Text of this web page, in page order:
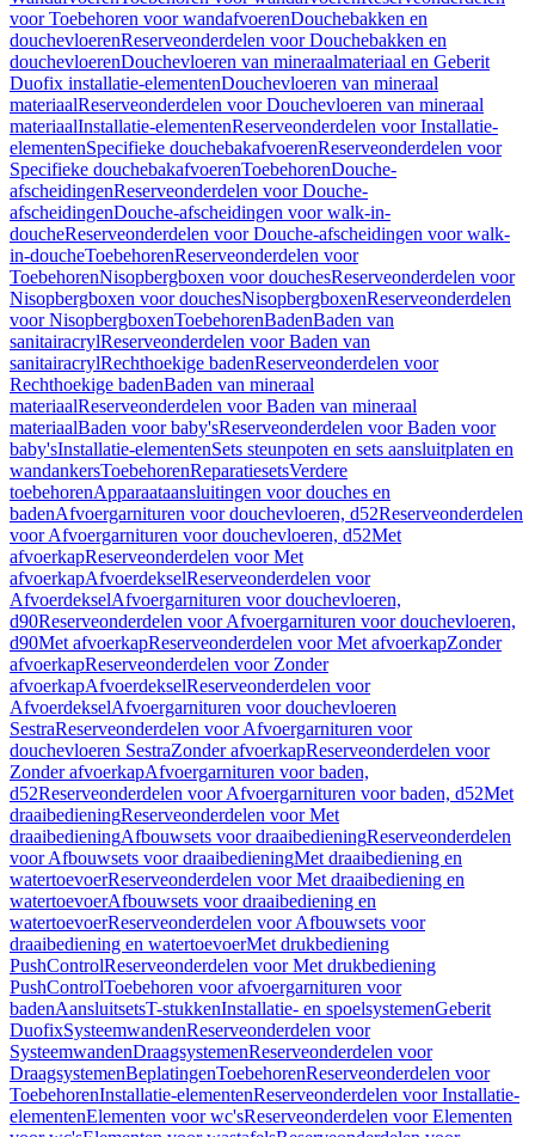
voor Toebehoren voor wandafvoerenDouchebakken en
douchevloerenReserveonderdelen voor Douchebakken en
douchevloerenDouchevloeren van mineraalmateriaal en Geberit
Duofix installatie-elementenDouchevloeren van mineraal
materiaalReserveonderdelen voor Douchevloeren van mineraal
materiaalInstallatie-elementenReserveonderdelen voor Installatie-
elementenSpecifieke douchebakafvoerenReserveonderdelen voor
Specifieke douchebakafvoerenToebehorenDouche-
afscheidingenReserveonderdelen voor Douche-
afscheidingenDouche-afscheidingen voor walk-in-
doucheReserveonderdelen voor Douche-afscheidingen voor walk-
in-doucheToebehorenReserveonderdelen voor
ToebehorenNisopbergboxen voor douchesReserveonderdelen voor
Nisopbergboxen voor douchesNisopbergboxenReserveonderdelen
voor NisopbergboxenToebehorenBadenBaden van
sanitairacrylReserveonderdelen voor Baden van
sanitairacrylRechthoekige badenReserveonderdelen voor
Rechthoekige badenBaden van mineraal
materiaalReserveonderdelen voor Baden van mineraal
materiaalBaden voor baby'sReserveonderdelen voor Baden voor
baby'sInstallatie-elementenSets steunpoten en sets aansluitplaten en
wandankersToebehorenReparatiesetsVerdere
toebehorenApparaataansluitingen voor douches en
badenAfvoergarnituren voor douchevloeren, d52Reserveonderdelen
voor Afvoergarnituren voor douchevloeren, d52Met
afvoerkapReserveonderdelen voor Met
afvoerkapAfvoerdekselReserveonderdelen voor
AfvoerdekselAfvoergarnituren voor douchevloeren,
d90Reserveonderdelen voor Afvoergarnituren voor douchevloeren,
d90Met afvoerkapReserveonderdelen voor Met afvoerkapZonder
afvoerkapReserveonderdelen voor Zonder
afvoerkapAfvoerdekselReserveonderdelen voor
AfvoerdekselAfvoergarnituren voor douchevloeren
SestraReserveonderdelen voor Afvoergarnituren voor
douchevloeren SestraZonder afvoerkapReserveonderdelen voor
Zonder afvoerkapAfvoergarnituren voor baden,
d52Reserveonderdelen voor Afvoergarnituren voor baden, d52Met
draaibedieningReserveonderdelen voor Met
draaibedieningAfbouwsets voor draaibedieningReserveonderdelen
voor Afbouwsets voor draaibedieningMet draaibediening en
watertoevoerReserveonderdelen voor Met draaibediening en
watertoevoerAfbouwsets voor draaibediening en
watertoevoerReserveonderdelen voor Afbouwsets voor
draaibediening en watertoevoerMet drukbediening
PushControlReserveonderdelen voor Met drukbediening
PushControlToebehoren voor afvoergarnituren voor
badenAansluitsetsT-stukkenInstallatie- en spoelsystemenGeberit
DuofixSysteemwandenReserveonderdelen voor
SysteemwandenDraagsystemenReserveonderdelen voor
DraagsystemenBeplatingenToebehorenReserveonderdelen voor
ToebehorenInstallatie-elementenReserveonderdelen voor Installatie-
elementenElementen voor wc'sReserveonderdelen voor Elementen